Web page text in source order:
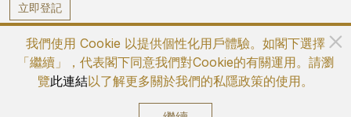
立即登記
我們使用 Cookie 以提供個性化用戶體驗。如閣下選擇
「繼續」，代表閣下同意我們對Cookie的有關運用。請瀏
覽此連結以了解更多關於我們的私隱政策的使用。